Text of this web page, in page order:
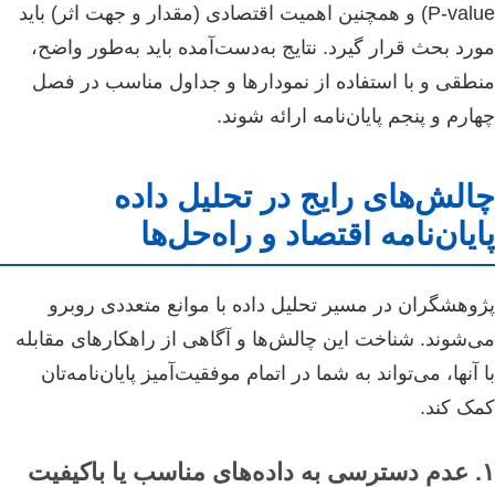
P-value) و همچنین اهمیت اقتصادی (مقدار و جهت اثر) باید
مورد بحث قرار گیرد. نتایج به‌دست‌آمده باید به‌طور واضح،
منطقی و با استفاده از نمودارها و جداول مناسب در فصل
چهارم و پنجم پایان‌نامه ارائه شوند.
چالش‌های رایج در تحلیل داده
پایان‌نامه اقتصاد و راه‌حل‌ها
پژوهشگران در مسیر تحلیل داده با موانع متعددی روبرو
می‌شوند. شناخت این چالش‌ها و آگاهی از راهکارهای مقابله
با آنها، می‌تواند به شما در اتمام موفقیت‌آمیز پایان‌نامه‌تان
کمک کند.
۱. عدم دسترسی به داده‌های مناسب یا باکیفیت